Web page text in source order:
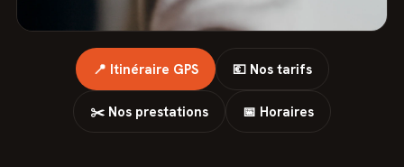
📍 Itinéraire GPS 💶 Nos tarifs
✂️ Nos prestations 📅 Horaires